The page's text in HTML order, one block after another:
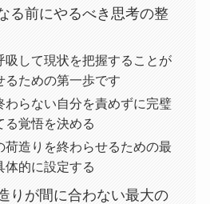
る前にやるべき思考の整
吸して現状を把握することが
るための第一歩です
わらない自分を責めずに完璧
る覚悟を決める
荷造りを終わらせるための最
体的に設定する
りが間に合わない最大の